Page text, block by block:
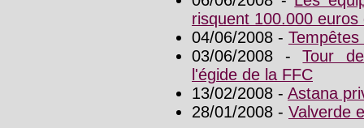
risquent 100.000 euros
04/06/2008 -
03/06/2008 -Tour
l'égide de la FFC
13/02/2008 - Astana
28/01/2008 - Valverde